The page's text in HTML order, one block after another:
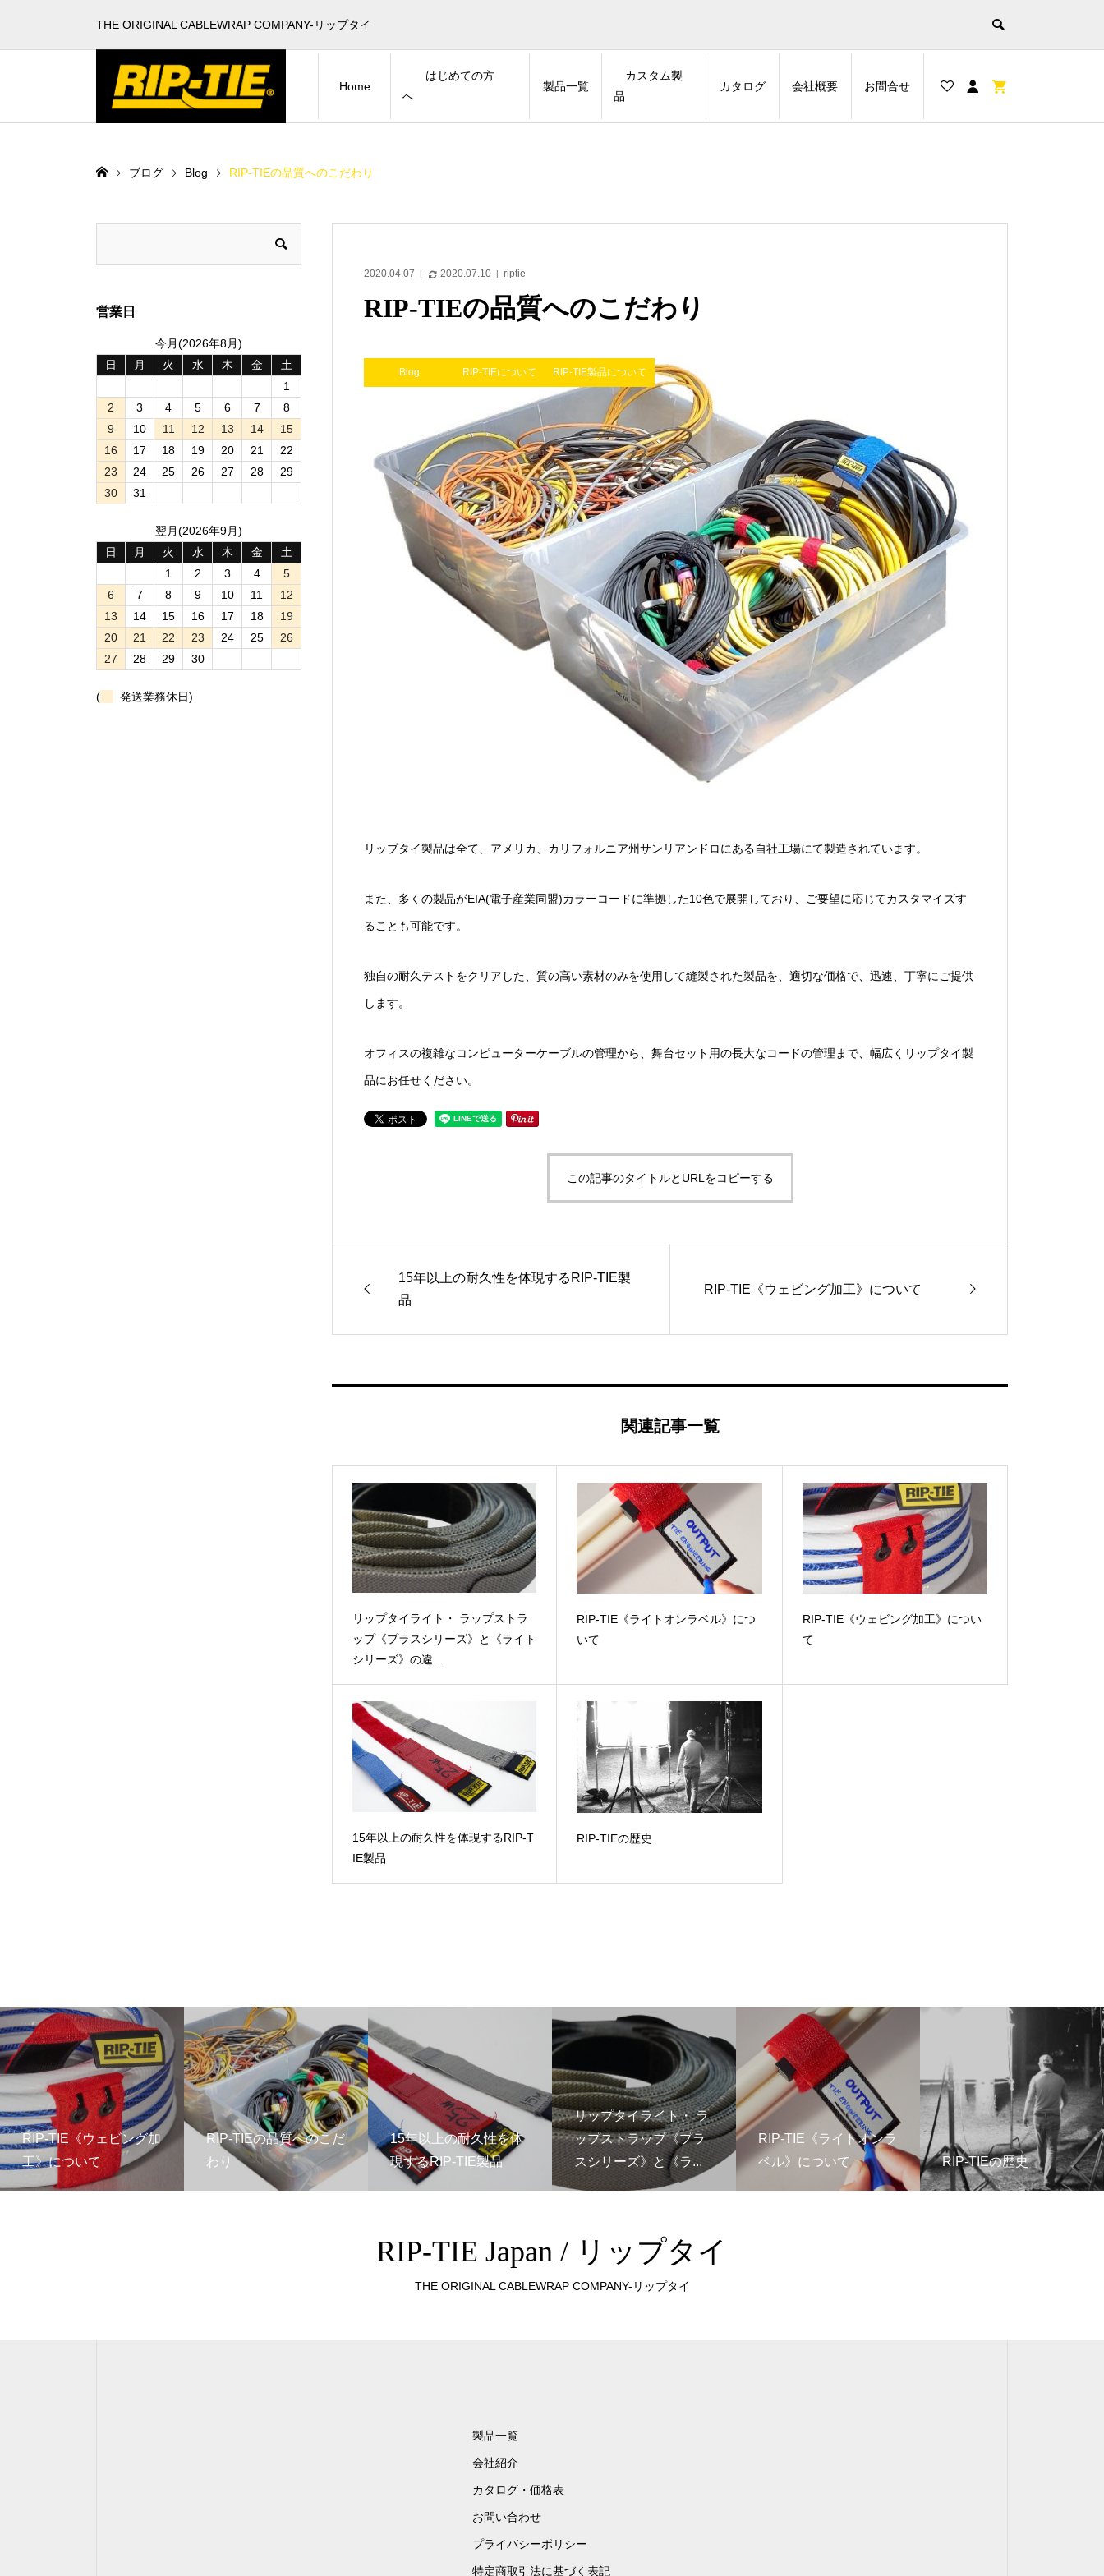
THE ORIGINAL CABLEWRAP COMPANY-リップタイ
Home
はじめての方
へ
製品一覧
カスタム製
品
カタログ 会社概要 お問合せ
ブログ Blog RIP-TIEの品質へのこだわり
2020.04.07 2020.07.10 riptie
RIP-TIEの品質へのこだわり
Blog RIP-TIEについて RIP-TIE製品について
リップタイ製品は全て、アメリカ、カリフォルニア州サンリアンドロにある自社工場にて製造されています。
また、多くの製品がEIA(電子産業同盟)カラーコードに準拠した10色で展開しており、ご要望に応じてカスタマイズす
ることも可能です。
独自の耐久テストをクリアした、質の高い素材のみを使用して縫製された製品を、適切な価格で、迅速、丁寧にご提供
します。
オフィスの複雑なコンピューターケーブルの管理から、舞台セット用の長大なコードの管理まで、幅広くリップタイ製
品にお任せください。
この記事のタイトルとURLをコピーする
15年以上の耐久性を体現するRIP-TIE製
品
RIP-TIE《ウェビング加工》について
関連記事一覧
リップタイライト・ ラップストラ
ップ《プラスシリーズ》と《ライト
シリーズ》の違...
RIP-TIE《ライトオンラベル》につ
いて
RIP-TIE《ウェビング加工》につい
て
15年以上の耐久性を体現するRIP-T
IE製品
RIP-TIEの歴史
営業日
今月(2026年8月)
日
月 火 水 木 金
土
1
2
3 4 5 6 7
8
9
10 11 12 13 14
15
16
17 18 19 20 21
22
23
24 25 26 27 28
29
30
31
翌月(2026年9月)
日
月 火 水 木 金
土
1
2 3 4
5
6
7 8 9 10 11
12
13
14 15 16 17 18
19
20
21 22 23 24 25
26
27
28 29 30
( 発送業務休日)
RIP-TIE《ウェビング加
工》について
RIP-TIEの品質へのこだ
わり
15年以上の耐久性を体
現するRIP-TIE製品
リップタイライト・ ラ
ップストラップ《プラ
スシリーズ》と《ラ...
RIP-TIE《ライトオンラ
ベル》について
RIP-TIEの歴史
RIP-TIE Japan / リップタイ
THE ORIGINAL CABLEWRAP COMPANY-リップタイ
製品一覧
会社紹介
カタログ・価格表
お問い合わせ
プライバシーポリシー
特定商取引法に基づく表記